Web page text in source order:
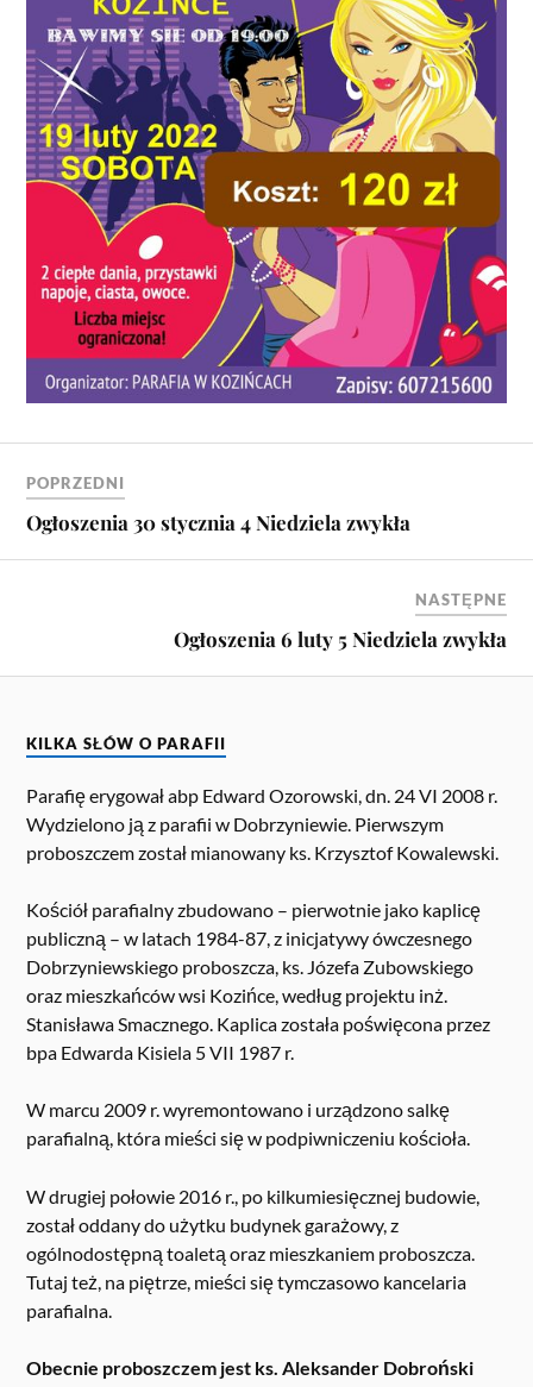
POPRZEDNI
Ogłoszenia 30 stycznia 4 Niedziela zwykła
NASTĘPNE
Ogłoszenia 6 luty 5 Niedziela zwykła
KILKA SŁÓW O PARAFII
Parafię erygował abp Edward Ozorowski, dn. 24 VI 2008 r.
Wydzielono ją z parafii w Dobrzyniewie. Pierwszym
proboszczem został mianowany ks. Krzysztof Kowalewski.
Kościół parafialny zbudowano – pierwotnie jako kaplicę
publiczną – w latach 1984-87, z inicjatywy ówczesnego
Dobrzyniewskiego proboszcza, ks. Józefa Zubowskiego
oraz mieszkańców wsi Kozińce, według projektu inż.
Stanisława Smacznego. Kaplica została poświęcona przez
bpa Edwarda Kisiela 5 VII 1987 r.
W marcu 2009 r. wyremontowano i urządzono salkę
parafialną, która mieści się w podpiwniczeniu kościoła.
W drugiej połowie 2016 r., po kilkumiesięcznej budowie,
został oddany do użytku budynek garażowy, z
ogólnodostępną toaletą oraz mieszkaniem proboszcza.
Tutaj też, na piętrze, mieści się tymczasowo kancelaria
parafialna.
Obecnie proboszczem jest ks. Aleksander Dobroński